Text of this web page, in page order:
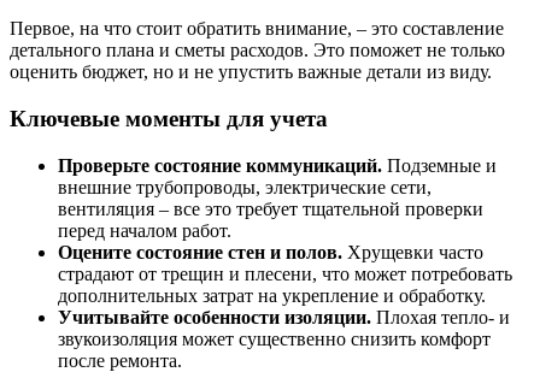
Первое, на что стоит обратить внимание, – это составление
детального плана и сметы расходов. Это поможет не только
оценить бюджет, но и не упустить важные детали из виду.
Ключевые моменты для учета
Проверьте состояние коммуникаций. Подземные и
внешние трубопроводы, электрические сети,
вентиляция – все это требует тщательной проверки
перед началом работ.
Оцените состояние стен и полов. Хрущевки часто
страдают от трещин и плесени, что может потребовать
дополнительных затрат на укрепление и обработку.
Учитывайте особенности изоляции. Плохая тепло- и
звукоизоляция может существенно снизить комфорт
после ремонта.